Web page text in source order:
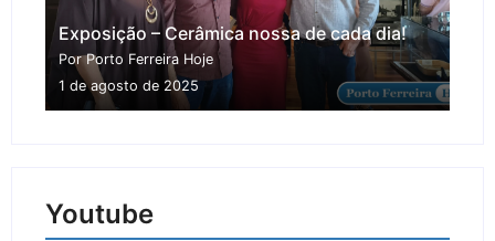
Exposição – Cerâmica nossa de cada dia!
Por Porto Ferreira Hoje
1 de agosto de 2025
Youtube